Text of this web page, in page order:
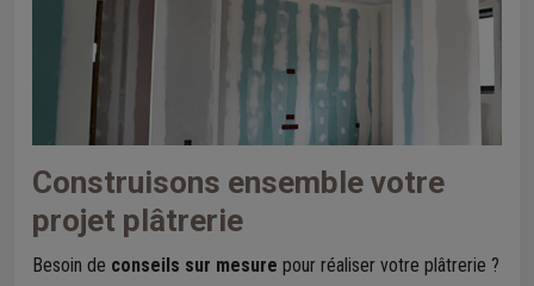
Construisons ensemble votre
projet plâtrerie
Besoin de conseils sur mesure pour réaliser votre plâtrerie ?